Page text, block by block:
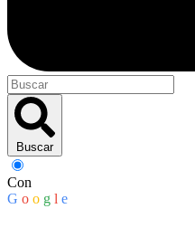
Buscar
Con
G o o g l e